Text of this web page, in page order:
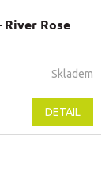
River Rose
Skladem
DETAIL